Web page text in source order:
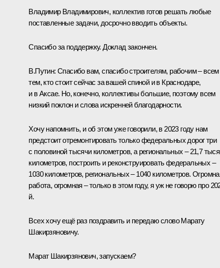
Владимир Владимирович, коллектив готов решать любые
поставленные задачи, досрочно вводить объекты.
Спасибо за поддержку. Доклад закончен.
В.Путин: Спасибо вам, спасибо строителям, рабочим – всем
тем, кто стоит сейчас за вашей спиной и в Краснодаре,
и в Аксае. Но, конечно, коллективы большие, поэтому всем
низкий поклон и слова искренней благодарности.
Хочу напомнить, и об этом уже говорили, в 2023 году нам
предстоит отремонтировать только федеральных дорог три
с половиной тысячи километров, а региональных – 21,7
километров, построить и реконструировать федеральных –
1030 километров, региональных – 1040 километров.
работа, огромная – только в этом году, я уж не говорю про
й.
Всех хочу ещё раз поздравить и передаю слово Марату
Шакирзяновичу.
Марат Шакирзянович, запускаем?